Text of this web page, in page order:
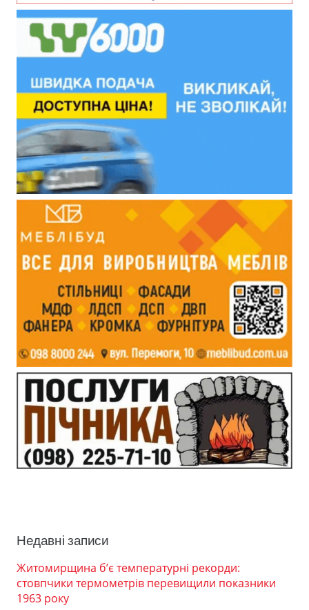
Недавні записи
Житомирщина б’є температурні рекорди:
стовпчики термометрів перевищили показники
1963 року